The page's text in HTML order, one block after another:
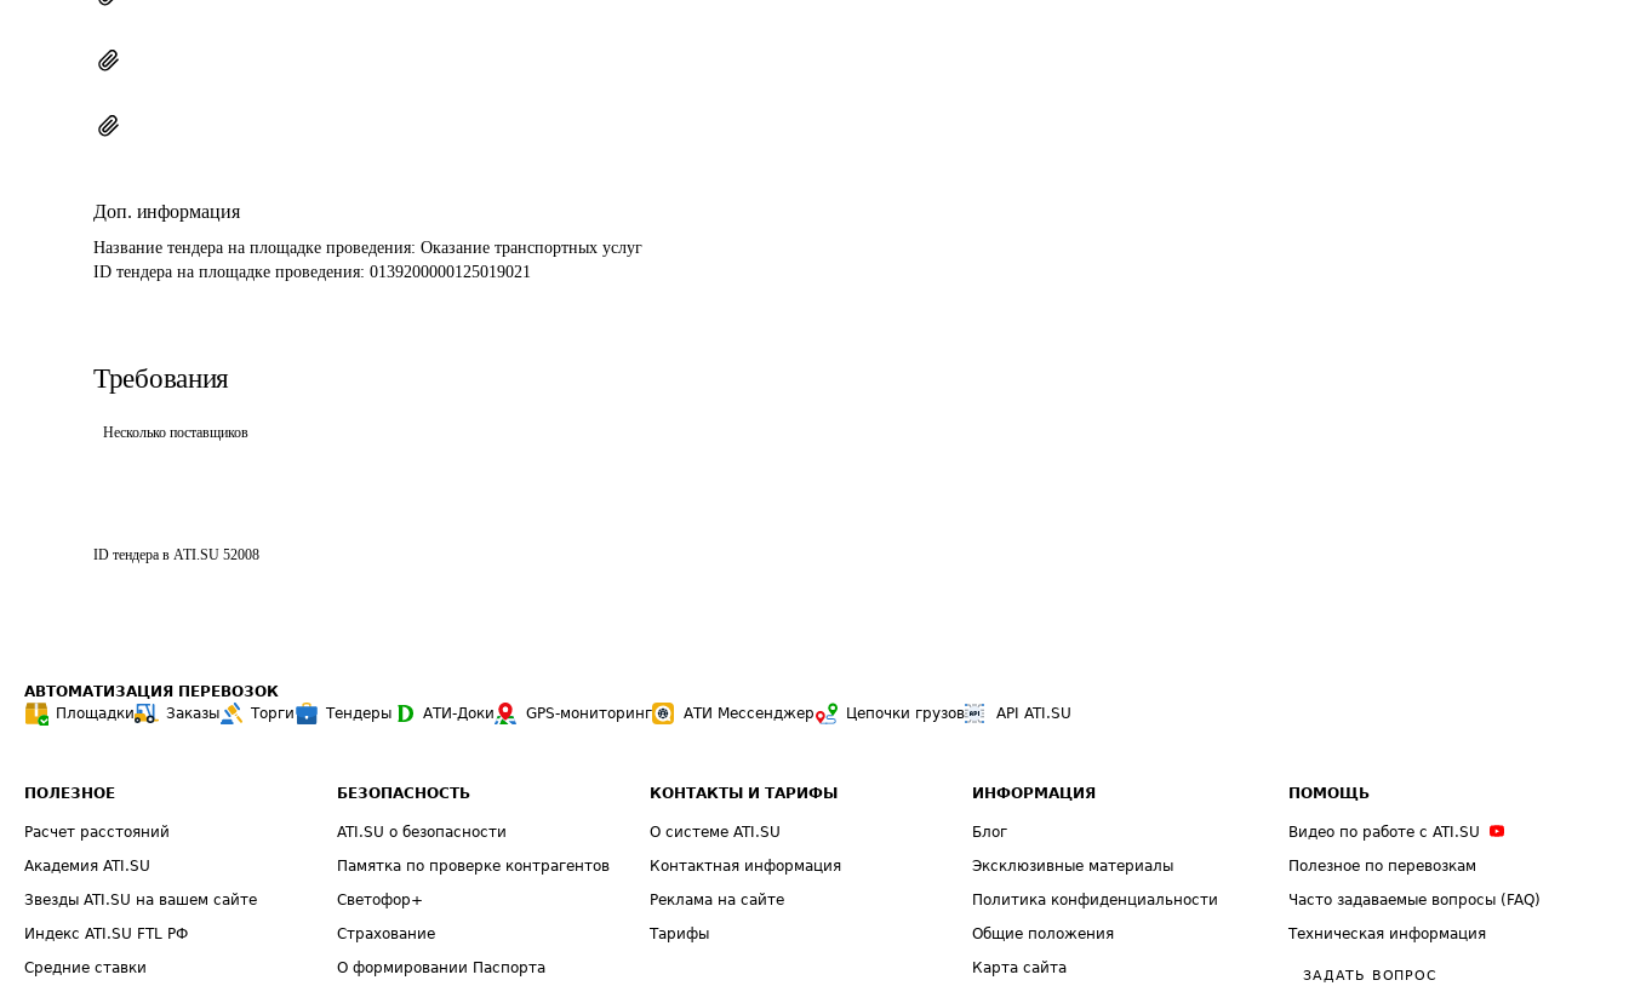
Доп. информация
Название тендера на площадке проведения: Оказание транспортных услуг
ID тендера на площадке проведения: 0139200000125019021
Требования
Несколько поставщиков
ID тендера в ATI.SU 52008
АВТОМАТИЗАЦИЯ ПЕРЕВОЗОК
Площадки
Заказы Торги Тендеры АТИ-Доки GPS-мониторинг АТИ Мессенджер Цепочки грузов API ATI.SU
ПОЛЕЗНОЕ
Расчет расстояний
Академия ATI.SU
Звезды ATI.SU на вашем сайте
Индекс ATI.SU FTL РФ
Средние ставки
БЕЗОПАСНОСТЬ
ATI.SU о безопасности
Памятка по проверке контрагентов
Светофор+
Страхование
О формировании Паспорта
КОНТАКТЫ И ТАРИФЫ
О системе ATI.SU
Контактная информация
Реклама на сайте
Тарифы
ИНФОРМАЦИЯ
Блог
Эксклюзивные материалы
Политика конфиденциальности
Общие положения
Карта сайта
ПОМОЩЬ
Видео по работе с ATI.SU
Полезное по перевозкам
Часто задаваемые вопросы (FAQ)
Техническая информация
ЗАДАТЬ ВОПРОС